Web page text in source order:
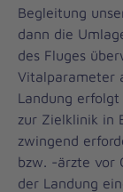
Begleitung
dann die
des Fluges
Vitalparameter
Landung
zur Zielklinik in
zwingend
bzw. -ärzte vor
der Landung